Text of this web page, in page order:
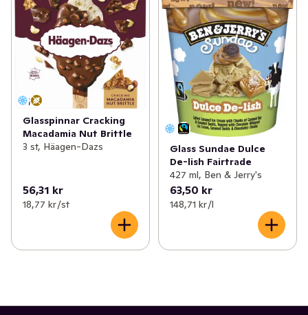
Glasspinnar Cracking
Macadamia Nut Brittle
3 st, Häagen-Dazs
56,31 kr
18,77 kr /st
Glass Sundae Dulce
De-lish Fairtrade
427 ml, Ben & Jerry's
63,50 kr
148,71 kr /l